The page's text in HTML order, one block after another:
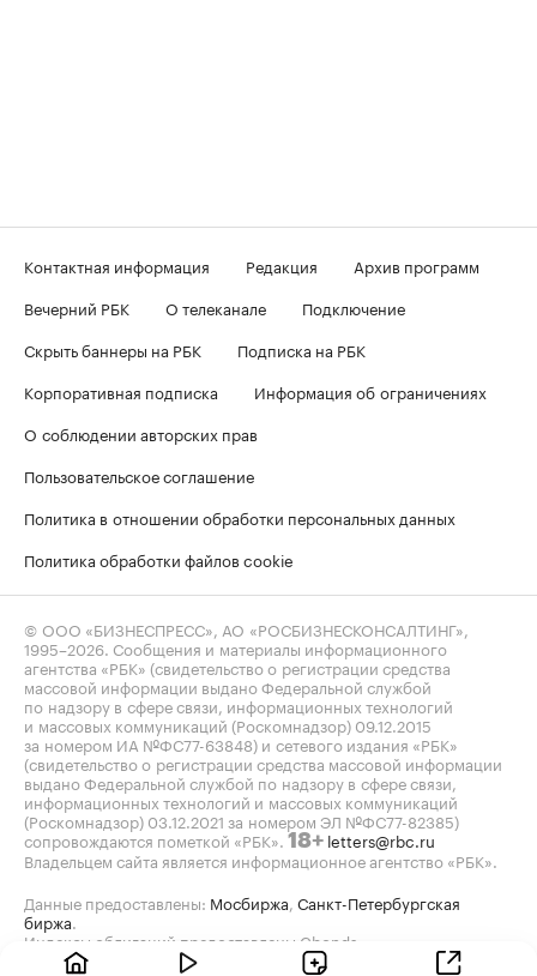
Контактная информация Редакция
Архив программ
Вечерний РБК
О телеканале
Подключение
Скрыть баннеры на РБК
Подписка на РБК
Корпоративная подписка
Информация об ограничениях
О соблюдении авторских прав
Пользовательское соглашение
Политика в отношении обработки персональных данных
Политика обработки файлов cookie
© ООО «БИЗНЕСПРЕСС», АО «РОСБИЗНЕСКОНСАЛТИНГ»,
1995–2026 . Сообщения и материалы информационного
агентства «РБК» (свидетельство о регистрации средства
массовой информации выдано Федеральной службой
по надзору в сфере связи, информационных технологий
и массовых коммуникаций (Роскомнадзор) 09.12.2015
за номером ИА №ФС77-63848) и сетевого издания «РБК»
(свидетельство о регистрации средства массовой информации
выдано Федеральной службой по надзору в сфере связи,
информационных технологий и массовых коммуникаций
(Роскомнадзор) 03.12.2021 за номером ЭЛ №ФС77-82385)
сопровождаются пометкой «РБК». 18+ letters@rbc.ru
Владельцем сайта является информационное агентство «РБК».
Данные предоставлены: Мосбиржа Санкт-Петербургская
биржа
Индексы облигаций предоставлены Cbonds.